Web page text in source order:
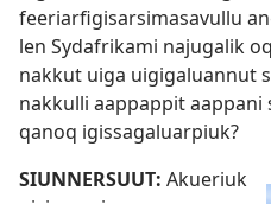
feeriarfigisarsimasavul­lu
len Sydafrikami najugalik
nak­kut uiga uigigaluan­nut
nak­kul­li aap­pap­pit
qanoq igis­sagaluar­piuk?
SIUN­NERSUUT: Akueriuk